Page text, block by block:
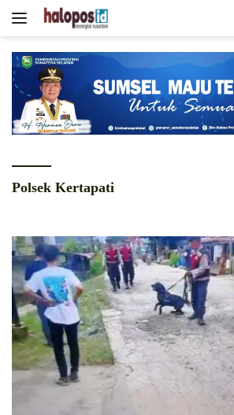
Langsung
Polsek Kertapati